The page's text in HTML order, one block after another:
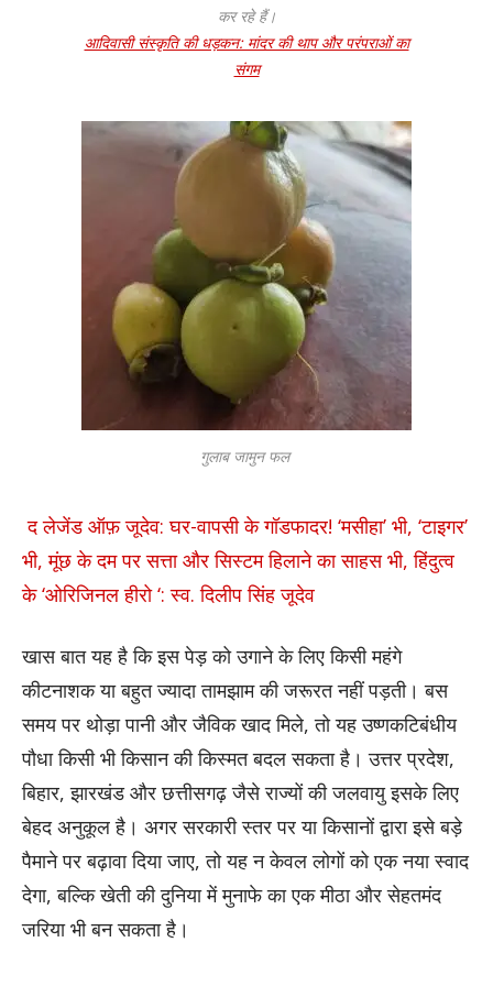
कर रहे हैं।
आदिवासी संस्कृति की धड़कन: मांदर की थाप और परंपराओं का
संगम
गुलाब जामुन फल
​द लेजेंड ऑफ़ जूदेव: घर-वापसी के गॉडफादर! ‘मसीहा’ भी, ‘टाइगर’
भी, मूंछ के दम पर सत्ता और सिस्टम हिलाने का साहस भी, हिंदुत्व
के ‘ओरिजिनल हीरो ‘: स्व. दिलीप सिंह जूदेव
खास बात यह है कि इस पेड़ को उगाने के लिए किसी महंगे
कीटनाशक या बहुत ज्यादा तामझाम की जरूरत नहीं पड़ती। बस
समय पर थोड़ा पानी और जैविक खाद मिले, तो यह उष्णकटिबंधीय
पौधा किसी भी किसान की किस्मत बदल सकता है। उत्तर प्रदेश,
बिहार, झारखंड और छत्तीसगढ़ जैसे राज्यों की जलवायु इसके लिए
बेहद अनुकूल है। अगर सरकारी स्तर पर या किसानों द्वारा इसे बड़े
पैमाने पर बढ़ावा दिया जाए, तो यह न केवल लोगों को एक नया स्वाद
देगा, बल्कि खेती की दुनिया में मुनाफे का एक मीठा और सेहतमंद
जरिया भी बन सकता है।